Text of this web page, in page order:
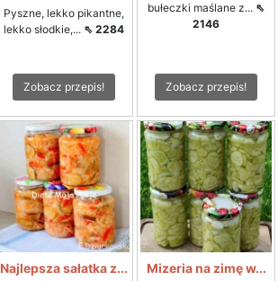
Pyszne, lekko pikantne,
lekko słodkie,... ⇖ 2284
Zobacz przepis!
bułeczki maślane z... ⇖
2146
Zobacz przepis!
Najlepsza sałatka z... Mizeria na zimę w...